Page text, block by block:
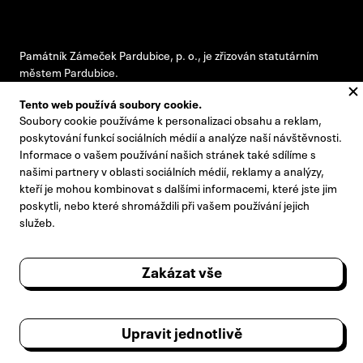
Památník Zámeček Pardubice, p. o., je zřizován statutárním
městem Pardubice.
#pamatnikzamecek
zamecek@zamecek-memorial.cz
+420 732 895 221
Kontakty
Pro novináře
Výroční zprávy
Poradní sbor ředitele
Tento web používá soubory cookie.
Soubory cookie používáme k personalizaci obsahu a reklam,
poskytování funkcí sociálních médií a analýze naší návštěvnosti.
Informace o vašem používání našich stránek také sdílíme s
našimi partnery v oblasti sociálních médií, reklamy a analýzy,
kteří je mohou kombinovat s dalšími informacemi, které jste jim
poskytli, nebo které shromáždili při vašem používání jejich
služeb.
Zakázat vše
Upravit jednotlivě